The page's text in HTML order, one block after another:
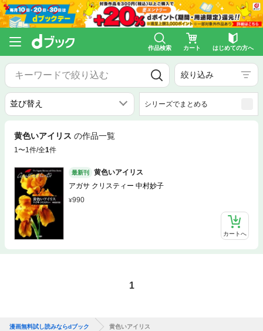
作品検索 カート はじめての方へ
絞り込み
シリーズでまとめる
黄色いアイリス の作品一覧
1〜1件/全1件
最新刊
黄色いアイリス
アガサ クリスティー 中村妙子
990
カートへ
1
漫画無料試し読みならdブック 黄色いアイリス